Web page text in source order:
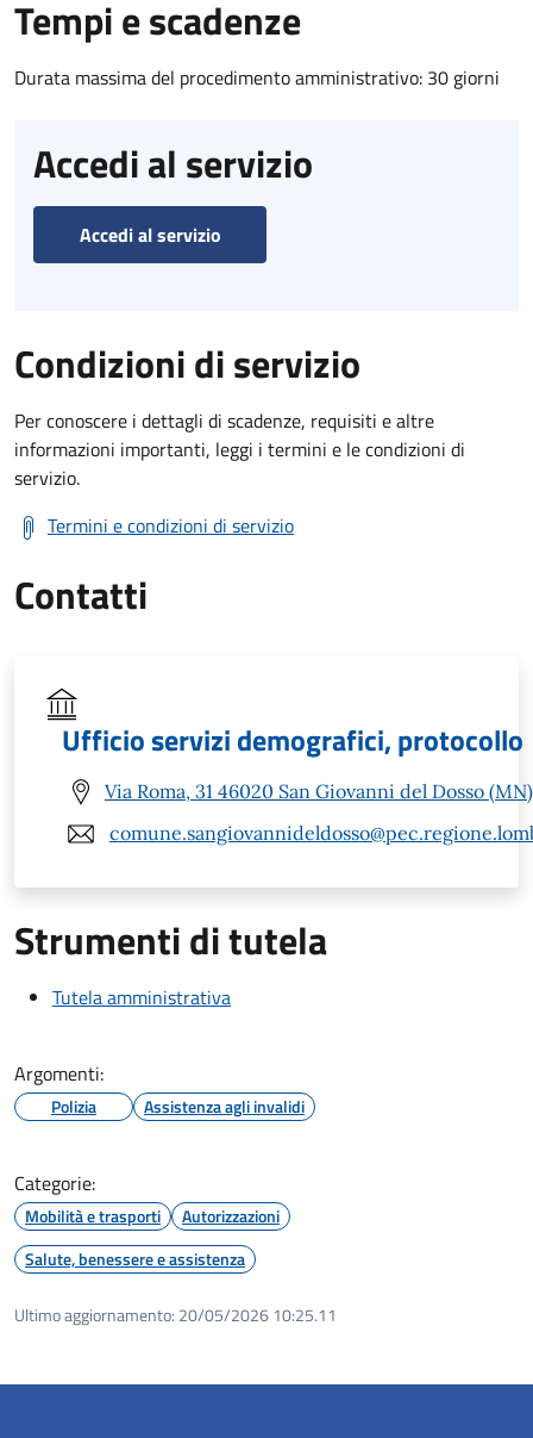
Tempi e scadenze
Durata massima del procedimento amministrativo: 30 giorni
Accedi al servizio
Accedi al servizio
Condizioni di servizio
Per conoscere i dettagli di scadenze, requisiti e altre
informazioni importanti, leggi i termini e le condizioni di
servizio.
Termini e condizioni di servizio
Contatti
Ufficio servizi demografici, protocollo
Via Roma, 31 46020 San Giovanni del Dosso (MN)
Strumenti di tutela
Tutela amministrativa
Argomenti:
Polizia Assistenza agli invalidi
Categorie:
Mobilità e trasporti
Autorizzazioni
Salute, benessere e assistenza
Ultimo aggiornamento: 20/05/2026 10:25.11